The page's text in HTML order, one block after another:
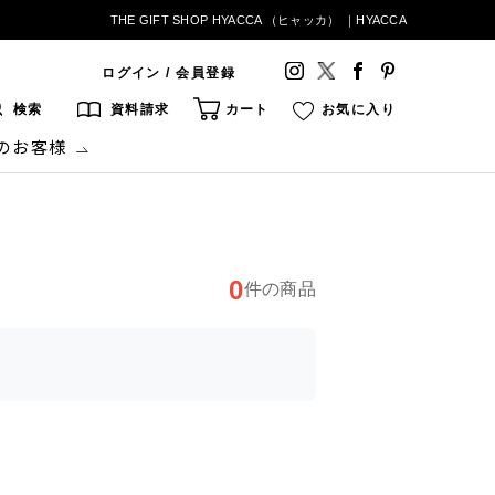
THE GIFT SHOP HYACCA （ヒャッカ） ｜HYACCA
ログイン / 会員登録
検索 資料請求 カート お気に入り
お客様
0件の商品